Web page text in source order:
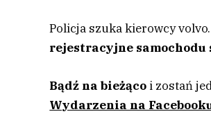
Policja szuka kierowcy
rejestracyjne samochodu
Bądź na bieżąco i zostań
Wydarzenia na